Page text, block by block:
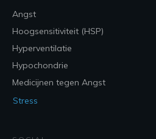
Angst
Hoogsensitiviteit (HSP)
Hyperventilatie
Hypochondrie
Medicijnen tegen Angst
Stress